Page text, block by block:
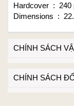
Hardcover
CHÍNH SÁCH
CHÍNH SÁCH